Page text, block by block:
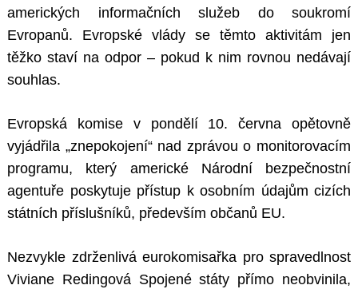
amerických informačních služeb do soukromí
Evropanů. Evropské vlády se těmto aktivitám jen
těžko staví na odpor – pokud k nim rovnou nedávají
souhlas.
Evropská komise v pondělí 10. června opětovně
vyjádřila „znepokojení“ nad zprávou o monitorovacím
programu, který americké Národní bezpečnostní
agentuře poskytuje přístup k osobním údajům cizích
státních příslušníků, především občanů EU.
Nezvykle zdrženlivá eurokomisařka pro spravedlnost
Viviane Redingová Spojené státy přímo neobvinila,